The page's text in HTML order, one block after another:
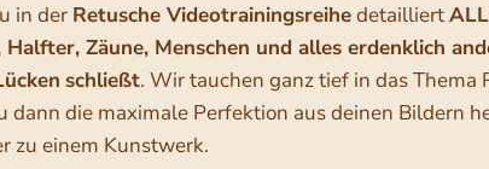
in der Retusche Videotrainingsreihedetailliert
Halfter, Zäune, Menschen und alles erdenklich
schließt. Wir tauchen ganz tief in das
dann die maximale Perfektion aus deinen Bildern
zu einem Kunstwerk.